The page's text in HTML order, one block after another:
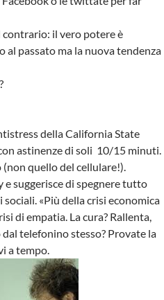
contrario: il vero potere è
al passato ma la nuova tendenza
della California State
astinenze di soli 10/15 minuti.
quello del cellulare!).
suggerisce di spegnere tutto
«Più della crisi economica
di empatia. La cura? Rallenta,
telefonino stesso? Provate la
a tempo.